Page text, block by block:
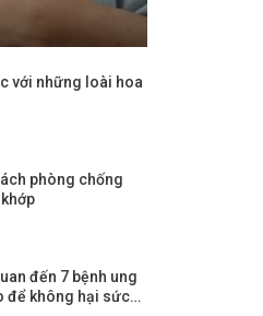
với những loài hoa
phòng chống
đến 7 bệnh ung
để không hại sức…